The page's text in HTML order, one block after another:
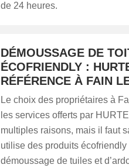
de 24 heures.
DÉMOUSSAGE DE
ÉCOFRIENDLY :
RÉFÉRENCE À FAIN
Le choix des propriétaires à
les services offerts par
multiples raisons, mais il faut
utilise des produits
démoussage de tuiles et